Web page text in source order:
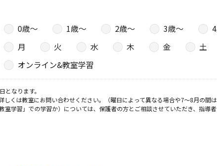
0歳〜 1歳〜 2歳〜 3歳〜
月 火 水 木 金
土
オンライン&教室学習
なります。
くは教室にお問い合わせください。（曜日によって異なる場合や7～8月の間は
学習」での学習か）については、保護者の方とご相談させていただき、指導者